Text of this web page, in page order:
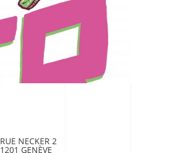
RUE NECKER 2
1201 GENÈVE